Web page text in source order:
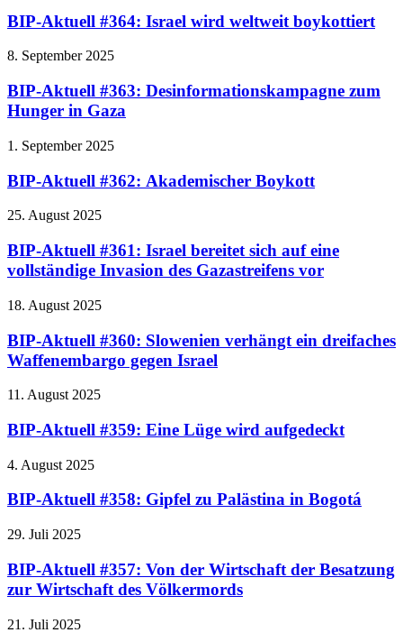
BIP-Aktuell #364: Israel wird weltweit boykottiert
8. September 2025
BIP-Aktuell #363: Desinformationskampagne zum
Hunger in Gaza
1. September 2025
BIP-Aktuell #362: Akademischer Boykott
25. August 2025
BIP-Aktuell #361: Israel bereitet sich auf eine
vollständige Invasion des Gazastreifens vor
18. August 2025
BIP-Aktuell #360: Slowenien verhängt ein dreifaches
Waffenembargo gegen Israel
11. August 2025
BIP-Aktuell #359: Eine Lüge wird aufgedeckt
4. August 2025
BIP-Aktuell #358: Gipfel zu Palästina in Bogotá
29. Juli 2025
BIP-Aktuell #357: Von der Wirtschaft der Besatzung
zur Wirtschaft des Völkermords
21. Juli 2025